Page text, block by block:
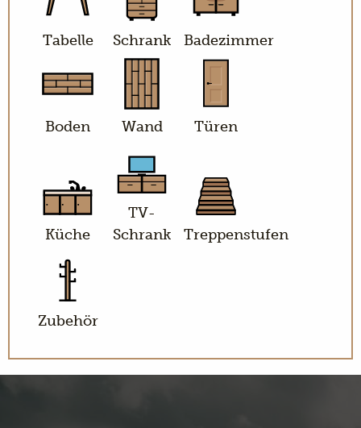
Tabelle Schrank Badezimmer
Boden Wand Türen
Küche
TV-
Schrank
Treppenstufen
Zubehör